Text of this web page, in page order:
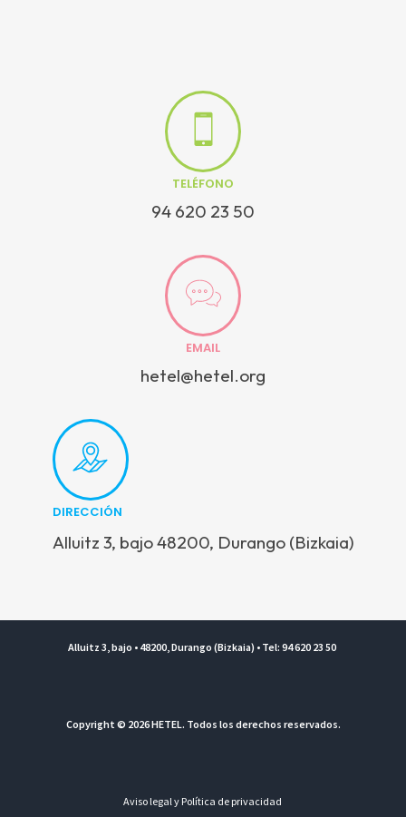
TELÉFONO
94 620 23 50
EMAIL
hetel@hetel.org
DIRECCIÓN
Alluitz 3, bajo 48200, Durango (Bizkaia)
Alluitz 3, bajo • 48200, Durango (Bizkaia) • Tel: 94 620 23 50
Copyright © 2026 HETEL. Todos los derechos reservados.
Aviso legal y Política de privacidad